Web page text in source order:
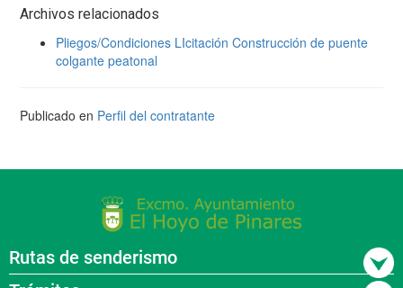
Archivos relacionados
Pliegos/Condiciones LIcitación Construcción de puente
colgante peatonal
Publicado en Perfil del contratante
Rutas de senderismo